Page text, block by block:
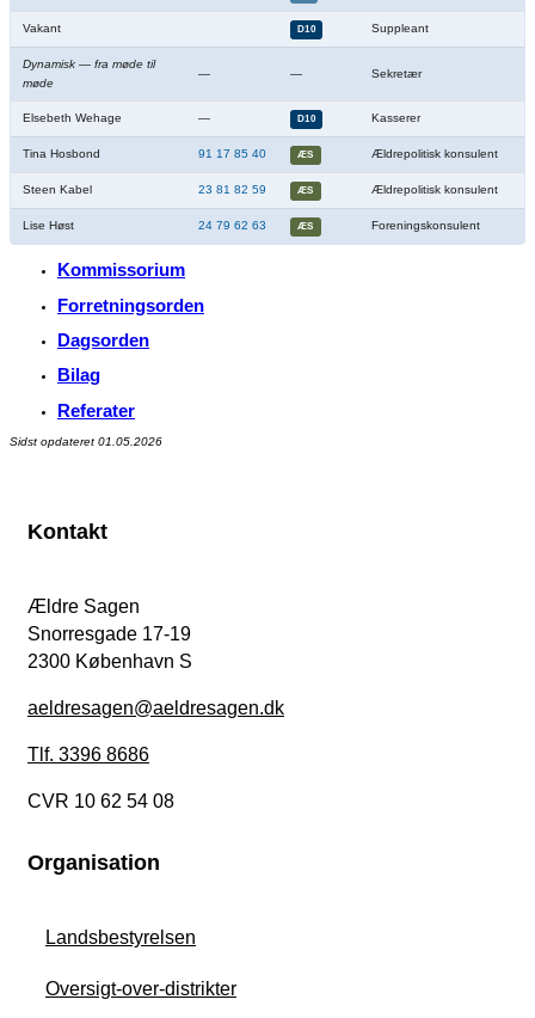
Vakant D10 Suppleant
Dynamisk — fra møde til
møde
— — Sekretær
Elsebeth Wehage — D10 Kasserer
Tina Hosbond 91 17 85 40 ÆS Ældrepolitisk konsulent
Steen Kabel 23 81 82 59 ÆS Ældrepolitisk konsulent
Lise Høst 24 79 62 63 ÆS Foreningskonsulent
Kommissorium
Forretningsorden
Dagsorden
Bilag
Referater
Sidst opdateret 01.05.2026
Kontakt
Ældre Sagen
Snorresgade 17-19
2300 København S
aeldresagen@aeldresagen.dk
Tlf. 3396 8686
CVR 10 62 54 08
Organisation
Landsbestyrelsen
Oversigt-over-distrikter